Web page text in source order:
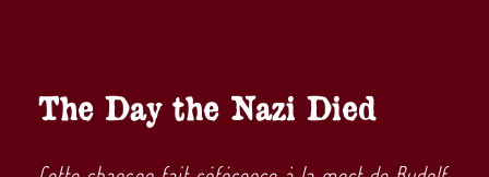
The Day the Nazi Died